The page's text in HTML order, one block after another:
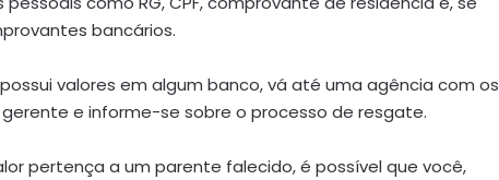
bancários.
valores em algum banco, vá até uma agência com os
e informe-se sobre o processo de resgate.
pertença a um parente falecido, é possível que você,